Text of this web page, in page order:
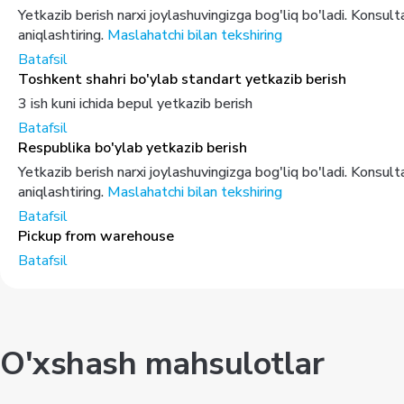
Yetkazib berish narxi joylashuvingizga bog'liq bo'ladi.
aniqlashtiring. Maslahatchi bilan tekshiring
Batafsil
Toshkent shahri bo'ylab standart yetkazib berish
3 ish kuni ichida bepul yetkazib berish
Batafsil
Respublika bo'ylab yetkazib berish
Yetkazib berish narxi joylashuvingizga bog'liq bo'ladi.
aniqlashtiring. Maslahatchi bilan tekshiring
Batafsil
Pickup from warehouse
Batafsil
O'xshash mahsulotlar